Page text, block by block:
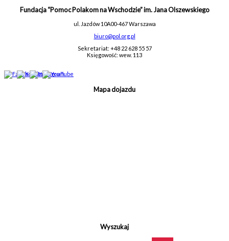
Fundacja “Pomoc Polakom na Wschodzie” im. Jana Olszewskiego
ul. Jazdów 10A00-467 Warszawa
biuro@pol.org.pl
Sekretariat: +48 22 628 55 57
Księgowość: wew. 113
Mapa dojazdu
Wyszukaj